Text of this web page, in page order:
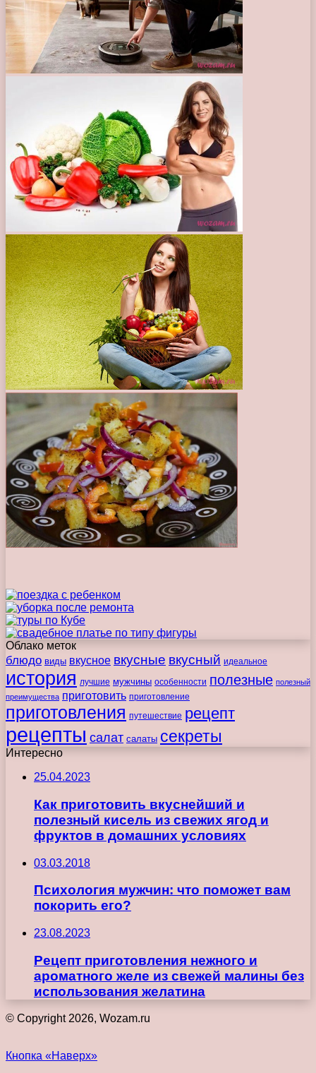
Облако меток
блюдо виды вкусное вкусные вкусный идеальное
история лучшие мужчины особенности полезные полезный
преимущества приготовить приготовление
приготовления путешествие рецепт
рецепты салат салаты секреты
Интересно
25.04.2023
Как приготовить вкуснейший и
полезный кисель из свежих ягод и
фруктов в домашних условиях
03.03.2018
Психология мужчин: что поможет вам
покорить его?
23.08.2023
Рецепт приготовления нежного и
ароматного желе из свежей малины без
использования желатина
© Copyright 2026, Wozam.ru
Кнопка «Наверх»